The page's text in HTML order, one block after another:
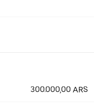
300.000,00 ARS